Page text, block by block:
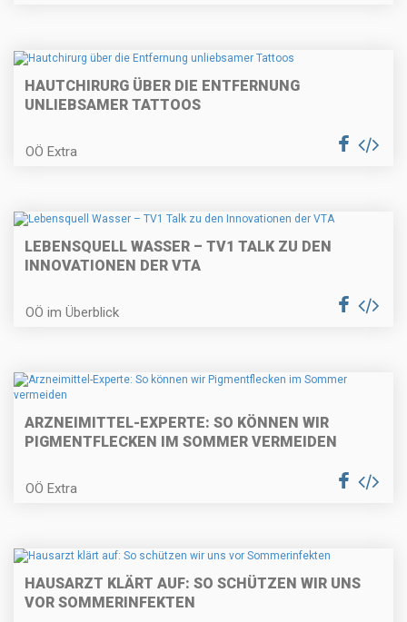
HAUTCHIRURG ÜBER DIE ENTFERNUNG
UNLIEBSAMER TATTOOS
OÖ Extra
LEBENSQUELL WASSER – TV1 TALK ZU DEN
INNOVATIONEN DER VTA
OÖ im Überblick
ARZNEIMITTEL-EXPERTE: SO KÖNNEN WIR
PIGMENTFLECKEN IM SOMMER VERMEIDEN
OÖ Extra
HAUSARZT KLÄRT AUF: SO SCHÜTZEN WIR UNS
VOR SOMMERINFEKTEN